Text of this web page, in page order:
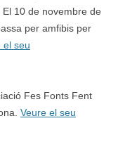
10 de novembre de
per amfibis per
el seu
Fes Fonts Fent
Veure el seu